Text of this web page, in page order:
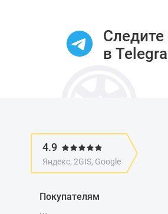
в
4.9
Яндекс, 2GIS, Google
Покупателям